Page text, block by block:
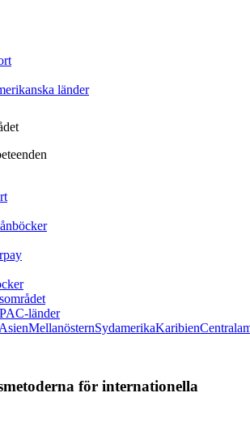
länder
länder
AsienMellanösternSydamerikaKaribien
för internationella